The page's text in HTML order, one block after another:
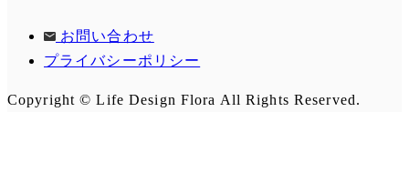
お問い合わせ
プライバシーポリシー
Copyright © Life Design Flora All Rights Reserved.